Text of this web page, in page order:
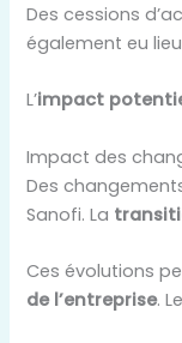
Des cessions
également eu
L’impact
Impact des
Des
Sanofi. La
Ces évolutions
de l’entreprise.